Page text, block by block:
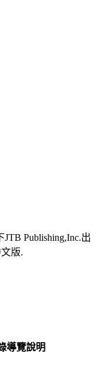
Publishing,Inc.出
版.
導覽說明